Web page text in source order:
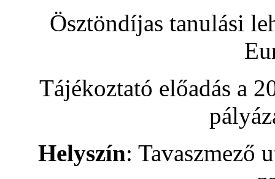
Ösztöndíjas tanulási
Tájékoztató előadás a
Helyszín: Tavaszmező